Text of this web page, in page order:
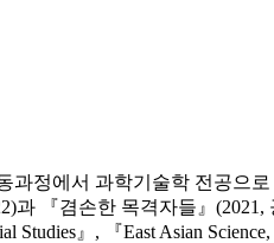
정에서 과학기술학 전공으
『겸손한 목격자들』(2021,
』, 『East Asian Science,